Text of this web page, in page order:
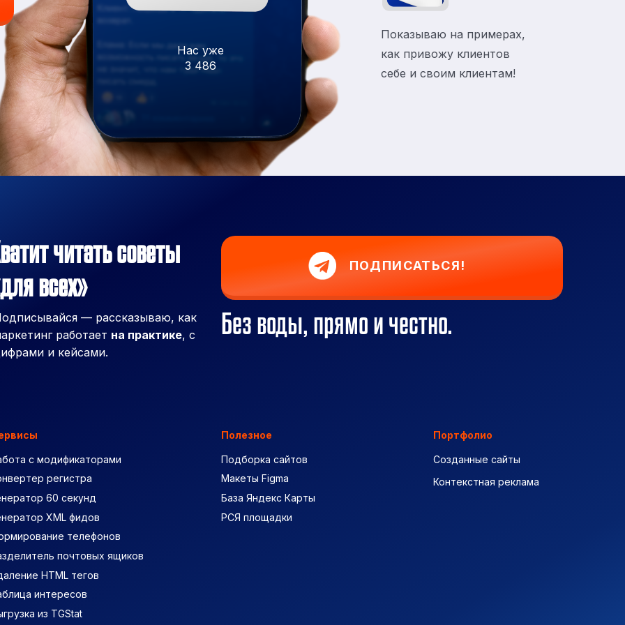
Показываю на примерах,
как привожу клиентов
себе и своим клиентам!
Нас уже
3 486
читать советы
всех»
— рассказываю, как
работает на практике, с
и кейсами.
ПОДПИСАТЬСЯ!
Без воды, прямо и честно.
с модификаторами
регистра
60 секунд
XML фидов
телефонов
почтовых ящиков
HTML тегов
интересов
из TGStat
Полезное
Подборка сайтов
Макеты Figma
База Яндекс Карты
РСЯ площадки
Портфолио
Созданные сайты
Контекстная реклама